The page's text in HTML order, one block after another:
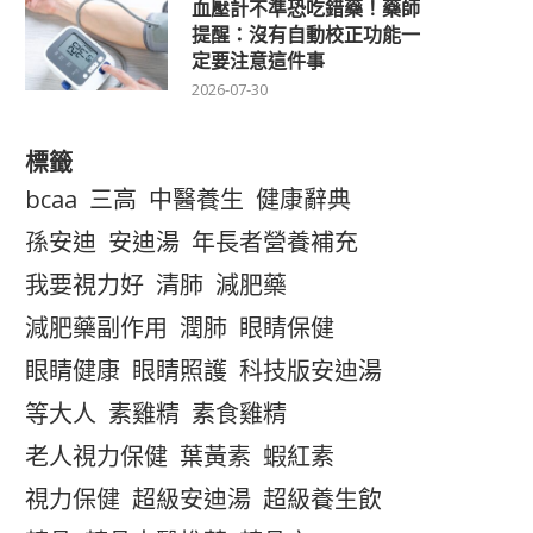
血壓計不準恐吃錯藥！藥師
提醒：沒有自動校正功能一
定要注意這件事
2026-07-30
標籤
bcaa 三高 中醫養生 健康辭典
孫安迪 安迪湯 年長者營養補充
我要視力好 清肺 減肥藥
減肥藥副作用 潤肺 眼睛保健
眼睛健康 眼睛照護 科技版安迪湯
等大人 素雞精 素食雞精
老人視力保健 葉黃素 蝦紅素
視力保健 超級安迪湯 超級養生飲